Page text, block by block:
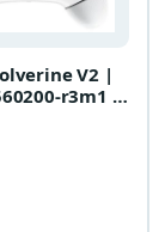
V2 |
r3m1 |
-